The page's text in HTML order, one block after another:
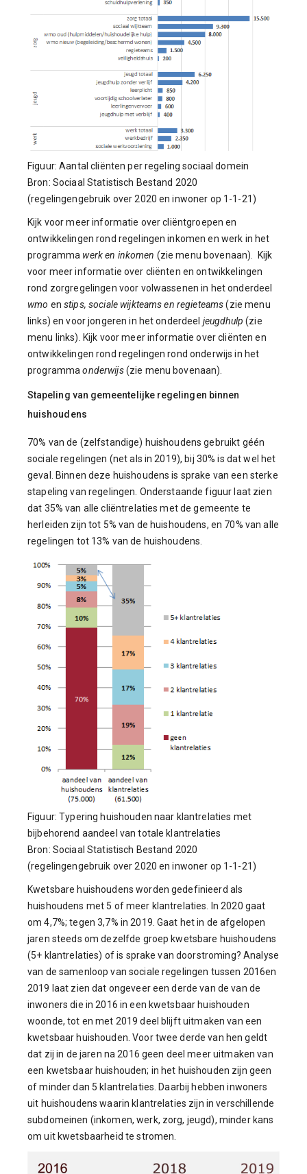
Figuur: Aantal cliënten per regeling sociaal domein
Bron: Sociaal Statistisch Bestand 2020
(regelingengebruik over 2020 en inwoner op 1-1-21)
Kijk voor meer informatie over cliëntgroepen en
ontwikkelingen rond regelingen inkomen en werk in het
programma werk en inkomen (zie menu bovenaan). Kijk
voor meer informatie over cliënten en ontwikkelingen
rond zorgregelingen voor volwassenen in het onderdeel
wmo en stips, sociale wijkteams en regieteams(zie menu
links) en voor jongeren in het onderdeel jeugdhulp (zie
menu links). Kijk voor meer informatie over cliënten en
ontwikkelingen rond regelingen rond onderwijs in het
programmaonderwijs(zie menu bovenaan).
Stapeling van gemeentelijke regelingen binnen
huishoudens
70% van de (zelfstandige) huishoudens gebruikt géén
sociale regelingen (net als in 2019), bij 30% is dat wel het
geval. Binnen deze huishoudens is sprake van een sterke
stapeling van regelingen. Onderstaande figuur laat zien
dat 35% van alle cliëntrelaties met de gemeente te
herleiden zijn tot 5% van de huishoudens, en 70% van alle
regelingen tot 13% van de huishoudens.
Figuur: Typering huishouden naar klantrelaties met
bijbehorend aandeel van totale klantrelaties
Bron: Sociaal Statistisch Bestand 2020
(regelingengebruik over 2020 en inwoner op 1-1-21)
Kwetsbare huishoudens worden gedefinieerd als
huishoudens met 5 of meer klantrelaties. In 2020 gaat
om 4,7%; tegen 3,7% in 2019. Gaat het in de afgelopen
jaren steeds om dezelfde groep kwetsbare huishoudens
(5+ klantrelaties) of is sprake van doorstroming? Analyse
van de samenloop van sociale regelingen tussen 2016en
2019 laat zien dat ongeveer een derde van de van de
inwoners die in 2016 in een kwetsbaar huishouden
woonde, tot en met 2019 deel blijft uitmaken van een
kwetsbaar huishouden. Voor twee derde van hen geldt
dat zij in de jaren na 2016 geen deel meer uitmaken van
een kwetsbaar huishouden; in het huishouden zijn geen
of minder dan 5 klantrelaties. Daarbij hebben inwoners
uit huishoudens waarin klantrelaties zijn in verschillende
subdomeinen (inkomen, werk, zorg, jeugd), minder kans
om uit kwetsbaarheid te stromen.